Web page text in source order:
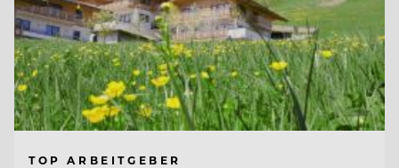
TOP ARBEITGEBER